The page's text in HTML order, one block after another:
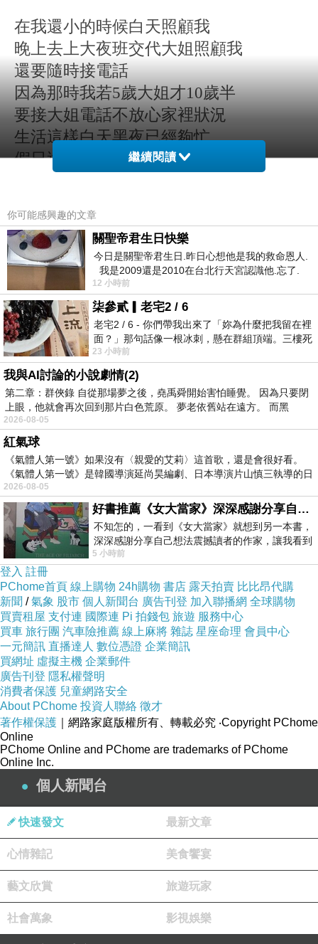
在我還小的時候白天照顧我
晚上去上大夜班交代大姐照顧我
還要隨時接電話
因為那時我若5歲大姐才10歲半
要接大姐電話不放心家裡狀況
生活這樣白天黑夜已經夠忙
假日還是會帶我們四姐妹出門
在那邊拍了好多排排站照片
後來我長大了媽媽換了日班工作
在金蘭醬油的醬油包裝
做著男生在做的粗重工作
還都要早起去菜市場
我們還在睡覺早餐就準備好了
上班的中午休息的一小時
都是回家煮飯、做家事不曾真的午休
扣掉洗菜切菜煮菜
常常都只花
這樣繁忙的工作顧家的生活著 ...
晚上假日只要有加班機會
也都爭取上班才能多賺到錢
經常早上7點上班晚上9點才下班
這只是工作時長還不包括提早起來
媽媽的休息時間真的很少
卻也還能在夏天天熱時
煮綠豆湯或是切仙草+粉圓
加冰塊放冰箱來讓我們下課回來降暑
下班也會在販賣機投些解暑的飲料
運動飲料、加鹽沙士帶回來
上班休息的10分鐘時撿資源回收
假日時整理回收物賣錢
同事給的好吃食物要跟我們分享
只有一個也會包好帶回給我們
有時甚至自己沒嚐過
因為公司飲水機的水有經過處理
還要抽空去裝水再把水提回家
一桶水
公斤(一手一桶)
全都是用走路的包括去菜市場去上班
我媽媽不會任何的交通工具🚴‍♀️🏍️🚗
繼續閱讀
你可能感興趣的文章
關聖帝君生日快樂
今日是關聖帝君生日.昨日心想他是我的救命恩人.
我是2009還是2010在台北行天宮認識他.忘了.
一個奇摩交友的網友學
12 小時前
柒參貳▎老宅2 / 6
老宅2 / 6 - 你們帶我出來了「妳為什麼把我留在裡
面？」那句話像一根冰刺，懸在群組頂端。三樓死
死盯著照片裡的人。那個人確實站在
23 小時前
我與AI討論的小說劇情(2)
第二章：群俠錄 自從那場夢之後，堯禹舜開始害怕睡覺。 因為只要閉
上眼，他就會再次回到那片白色荒原。 夢老依舊站在遠方。 而黑
2026-08-05
紅氣球
《氣體人第一號》如果沒有〈親愛的艾莉〉這首歌，還是會很好看。
《氣體人第一號》是韓國導演延尚昊編劇、日本導演片山慎三執導的日
2026-08-05
好書推薦《女大當家》深深感謝分享自己想法震撼讀者的作家，讓我看到不同樣貌的家庭！
不知怎的，一看到《女大當家》就想到另一本書，
深深感謝分享自己想法震撼讀者的作家，讓我看到
不同樣貌的家庭！ 《女大
5 小時前
登入 註冊
PChome首頁 線上購物 24h購物 書店 露天拍賣 比比昂代購
新聞 /氣象 股市 個人新聞台 廣告刊登 加入聯播網 全球購物
買賣租屋 支付連 國際連 Pi 拍錢包 旅遊 服務中心
買車 旅行團 汽車險推薦 線上麻將 雜誌 星座命理 會員中心
一元簡訊 直播達人 數位憑證 企業簡訊
買網址 虛擬主機 企業郵件
廣告刊登 隱私權聲明
消費者保護 兒童網路安全
About PChome 投資人聯絡 徵才
著作權保護 ｜網路家庭版權所有、轉載必究 ‧Copyright PChome
Online
PChome Online and PChome are trademarks of PChome
Online Inc.
個人新聞台
快速發文 最新文章
心情雜記 美食饗宴
藝文欣賞 旅遊玩家
社會萬象 影視娛樂